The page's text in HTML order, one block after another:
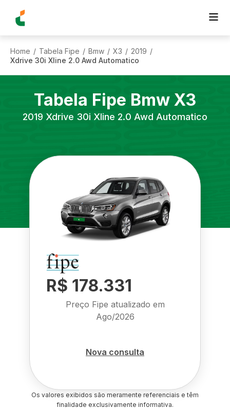
Home / Tabela Fipe / Bmw / X3 / 2019 /
Xdrive 30i Xline 2.0 Awd Automatico
Tabela Fipe Bmw X3
2019 Xdrive 30i Xline 2.0 Awd Automatico
R$ 178.331
Preço Fipe atualizado em
Ago/2026
Nova consulta
Os valores exibidos são meramente referenciais e têm
finalidade exclusivamente informativa.